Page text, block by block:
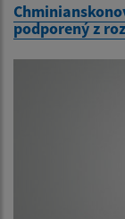
podporený z